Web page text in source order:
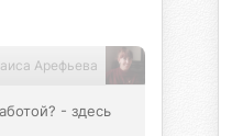
Арефьева
- здесь